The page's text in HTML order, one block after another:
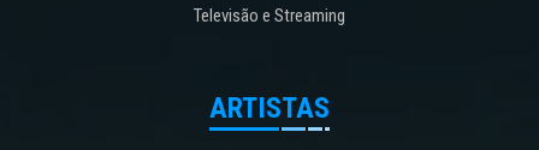
Televisão e Streaming
ARTISTAS